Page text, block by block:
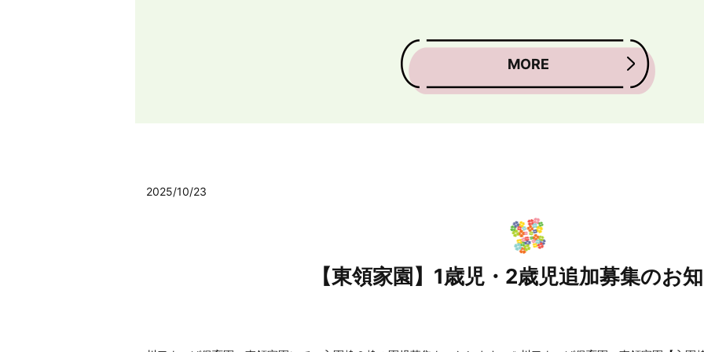
MORE
2025/10/23
【東領家園】1歳児・2歳児追加募集のお